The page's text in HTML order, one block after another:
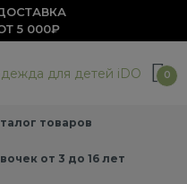
5 000₽
0
товаров
от 3 до 16 лет